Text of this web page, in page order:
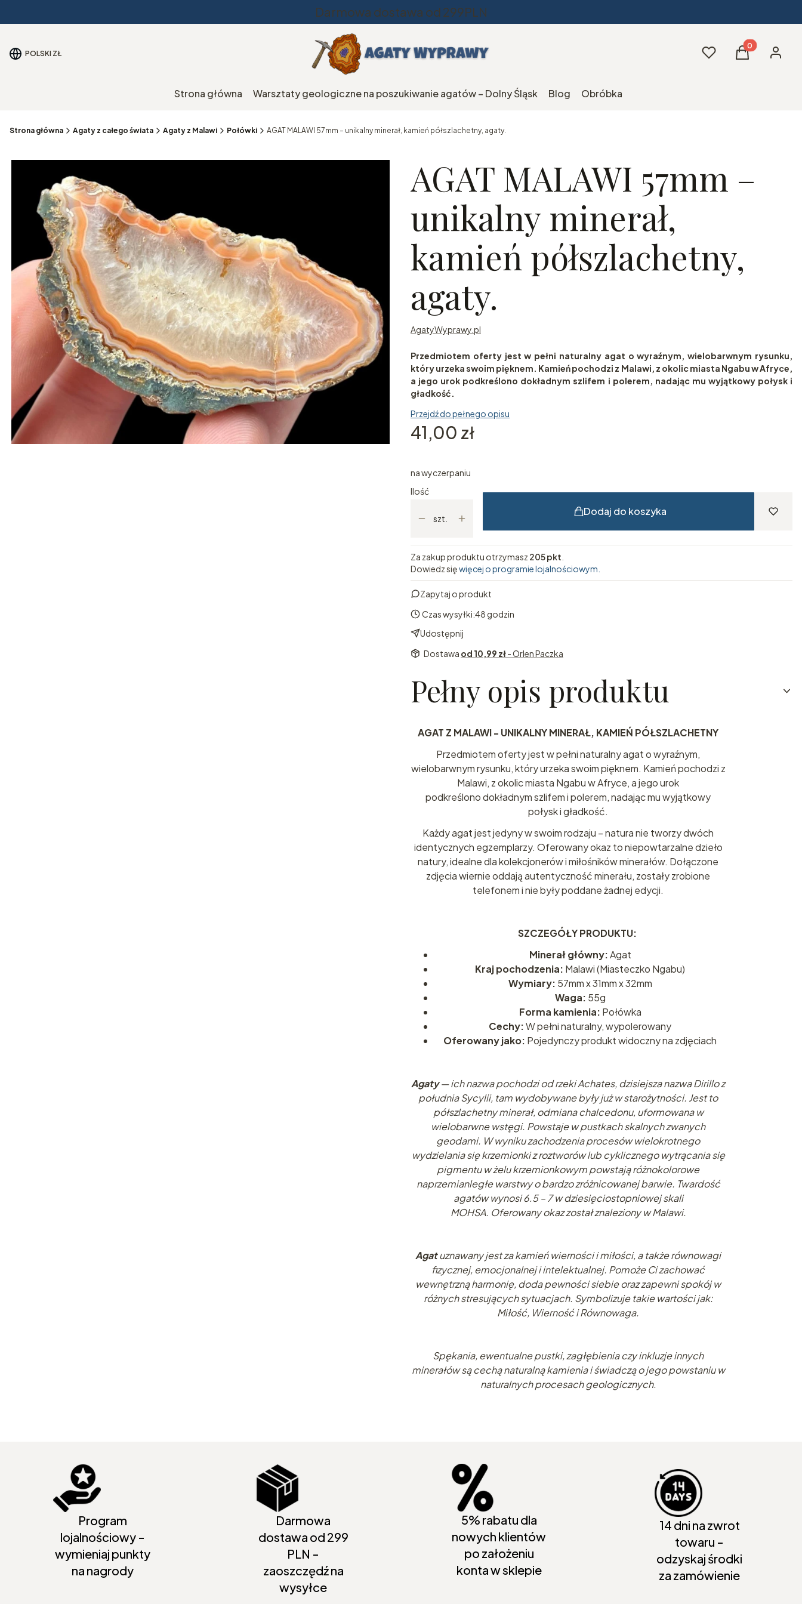
Darmowa dostawa od 299PLN
POLSKI ZŁ UlubioneProdukty w
Koszyk
Strona główna Warsztaty geologiczne na poszukiwanie agatów – Dolny Śląsk Blog Obróbka
Strona główna Agaty z całego świata Agaty z Malawi Połówki AGAT MALAWI 57mm – unikalny minerał, kamień półszlachetny, agaty.
AGAT MALAWI 57mm –
unikalny minerał,
kamień półszlachetny,
agaty.
AgatyWyprawy.pl
Przedmiotem oferty jest w pełni naturalny agat o wyraźnym, wielobarwnym rysunku,
który urzeka swoim pięknem. Kamień pochodzi z Malawi, z okolic miasta Ngabu w Afryce,
a jego urok podkreślono dokładnym szlifem i polerem, nadając mu wyjątkowy połysk i
gładkość.
Przejdź do pełnego opisu
Cena
41,00 zł
na wyczerpaniu
Ilość
szt.
Dodaj do koszyka
Za zakup produktu otrzymasz 205 pkt
Dowiedz sięwięcej o programie lojalnościowym.
Zapytaj o produkt
Czas wysyłki:48 godzin
Udostępnij
Dostawa od 10,99 zł- Orlen Paczka
Pełny opis produktu
AGAT Z MALAWI - UNIKALNY MINERAŁ, KAMIEŃ PÓŁSZLACHETNY
Przedmiotem oferty jest w pełni naturalny agat o wyraźnym,
wielobarwnym rysunku, który urzeka swoim pięknem. Kamień pochodzi z
Malawi, z okolic miasta Ngabu w Afryce, a jego urok
podkreślono dokładnym szlifem i polerem, nadając mu wyjątkowy
połysk i gładkość.
Każdy agat jest jedyny w swoim rodzaju – natura nie tworzy dwóch
identycznych egzemplarzy. Oferowany okaz to niepowtarzalne dzieło
natury, idealne dla kolekcjonerów i miłośników minerałów. Dołączone
zdjęcia wiernie oddają autentyczność minerału, zostały zrobione
telefonem i nie były poddane żadnej edycji.
SZCZEGÓŁY PRODUKTU:
Minerał główny:Agat
Kraj pochodzenia: Malawi (Miasteczko Ngabu)
Wymiary: 57mm x 31mm x 32mm
Waga: 55g
Forma kamienia: Połówka
Cechy:W pełni naturalny, wypolerowany
Oferowany jako: Pojedynczy produkt widoczny na zdjęciach
Agaty— ich nazwa pochodzi od rzeki Achates, dzisiejsza nazwa Dirillo z
południa Sycylii, tam wydobywane były już w starożytności. Jest to
półszlachetny minerał, odmiana chalcedonu, uformowana w
wielobarwne wstęgi. Powstaje w pustkach skalnych zwanych
geodami. W wyniku zachodzenia procesów wielokrotnego
wydzielania się krzemionki z roztworów lub cyklicznego wytrącania się
pigmentu w żelu krzemionkowym powstają różnokolorowe
naprzemianległe warstwy o bardzo zróżnicowanej barwie. Twardość
agatów wynosi 6.5 – 7 w dziesięciostopniowej skali
MOHSA. Oferowany okaz został znaleziony w Malawi.
Agatuznawany jest za kamień wierności i miłości, a także równowagi
fizycznej, emocjonalnej i intelektualnej. Pomoże Ci zachować
wewnętrzną harmonię, doda pewności siebie oraz zapewni spokój w
różnych stresujących sytuacjach. Symbolizuje takie wartości jak:
Miłość, Wierność i Równowaga.
Spękania, ewentualne pustki, zagłębienia czy inkluzje innych
minerałów są cechą naturalną kamienia i świadczą o jego powstaniu w
naturalnych procesach geologicznych.
Program
lojalnościowy -
wymieniaj punkty
na nagrody
Darmowa
dostawa od 299
PLN -
zaoszczędź na
wysyłce
5% rabatu dla
nowych klientów
po założeniu
konta w sklepie
14 dni na zwrot
towaru -
odzyskaj środki
za zamówienie